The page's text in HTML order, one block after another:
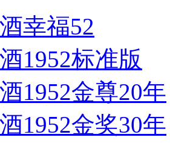
幸福52
1952标准版
1952金尊20年
1952金奖30年